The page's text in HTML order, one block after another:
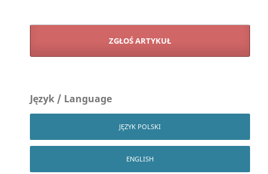
ZGŁOŚ ARTYKUŁ
Język / Language
JĘZYK POLSKI
ENGLISH